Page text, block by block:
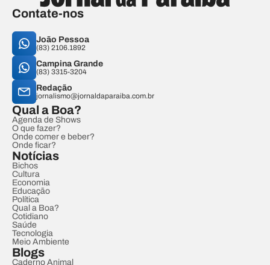
Contate-nos
João Pessoa
(83) 2106.1892
Campina Grande
(83) 3315-3204
Redação
jornalismo@jornaldaparaiba.com.br
Qual a Boa?
Agenda de Shows
O que fazer?
Onde comer e beber?
Onde ficar?
Notícias
Bichos
Cultura
Economia
Educação
Política
Qual a Boa?
Cotidiano
Saúde
Tecnologia
Meio Ambiente
Blogs
Caderno Animal